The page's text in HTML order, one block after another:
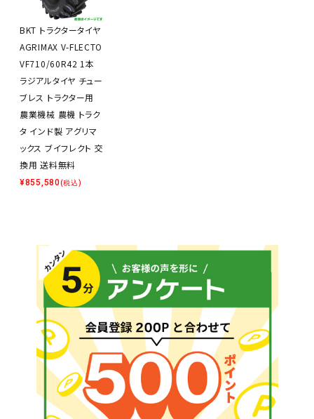
BKT トラクタータイヤ
AGRIMAX V-FLECTO
VF710/60R42 1本
ラジアルタイヤ チュー
ブレス トラクター用
農業機械 農機 トラク
タ インド製 アグリマ
ックス ブイフレクト 交
換用 送料無料
¥855,580(税込)